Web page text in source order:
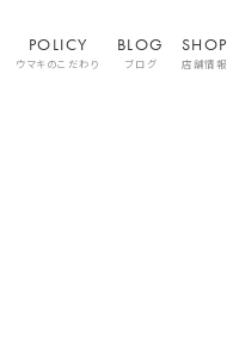
POLICY
ウマキのこだわり
BLOG
ブログ
SHOP
店舗情報